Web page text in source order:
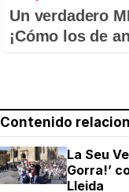
Un verdadero
¡Cómo los de
Contenido
La Seu
Gorra!’
Lleida